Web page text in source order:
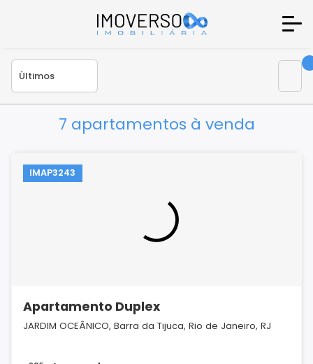
7 apartamentos à venda
IMAP3243
Apartamento Duplex
JARDIM OCEÂNICO, Barra da Tijuca, Rio de Janeiro, RJ